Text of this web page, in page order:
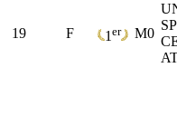
19 F 1 er M0